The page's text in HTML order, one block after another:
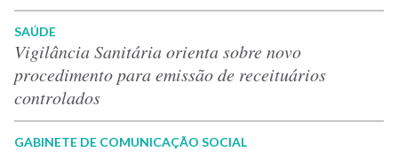
SAÚDE
Vigilância Sanitária orienta sobre novo
procedimento para emissão de receituários
controlados
GABINETE DE COMUNICAÇÃO SOCIAL